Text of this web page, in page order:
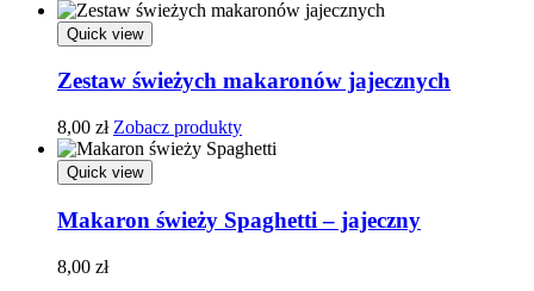
Quick view
Zestaw świeżych makaronów jajecznych
8,00 zł Zobacz produkty
Quick view
Makaron świeży Spaghetti – jajeczny
8,00 zł